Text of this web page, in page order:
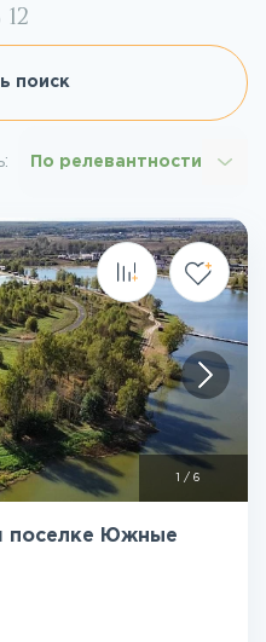
12
поиск
По релевантности
/ 6
поселке Южные